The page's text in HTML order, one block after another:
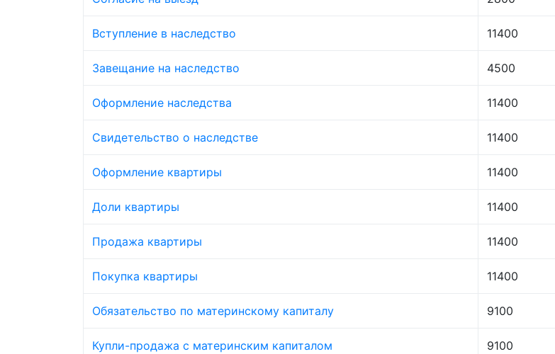
Вступление в наследство 11400
Завещание на наследство 4500
Оформление наследства 11400
Свидетельство о наследстве 11400
Оформление квартиры 11400
Доли квартиры 11400
Продажа квартиры 11400
Покупка квартиры 11400
Обязательство по материнскому капиталу 9100
Купли-продажа с материнским капиталом 9100